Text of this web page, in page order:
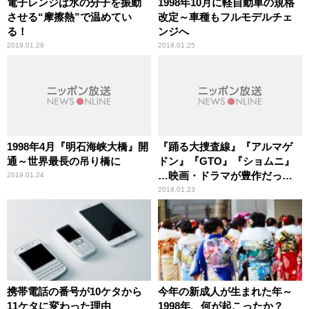
電子レンジは水の分子を振動
させる“摩擦熱”で温めてい
る！
2019.01.28
1998年10月に軽自動車の規格
改定～車種もフルモデルチェ
ンジへ
2019.01.25
1998年4月『明石海峡大橋』開
通～世界最長の吊り橋に
2019.01.24
『踊る大捜査線』『アルマゲ
ドン』『GTO』『ショムニ』
…映画・ドラマが豊作だった
時代
2019.01.23
携帯電話の番号が10ケタから
11ケタに変わった理由
今年の新成人が生まれた年～
1998年、何が起こったか？